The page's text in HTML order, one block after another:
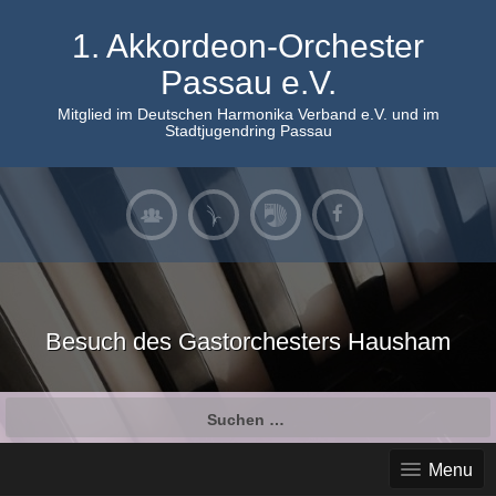
1. Akkordeon-Orchester
Passau e.V.
Mitglied im Deutschen Harmonika Verband e.V. und im
Stadtjugendring Passau
Besuch des Gastorchesters Hausham
Menu